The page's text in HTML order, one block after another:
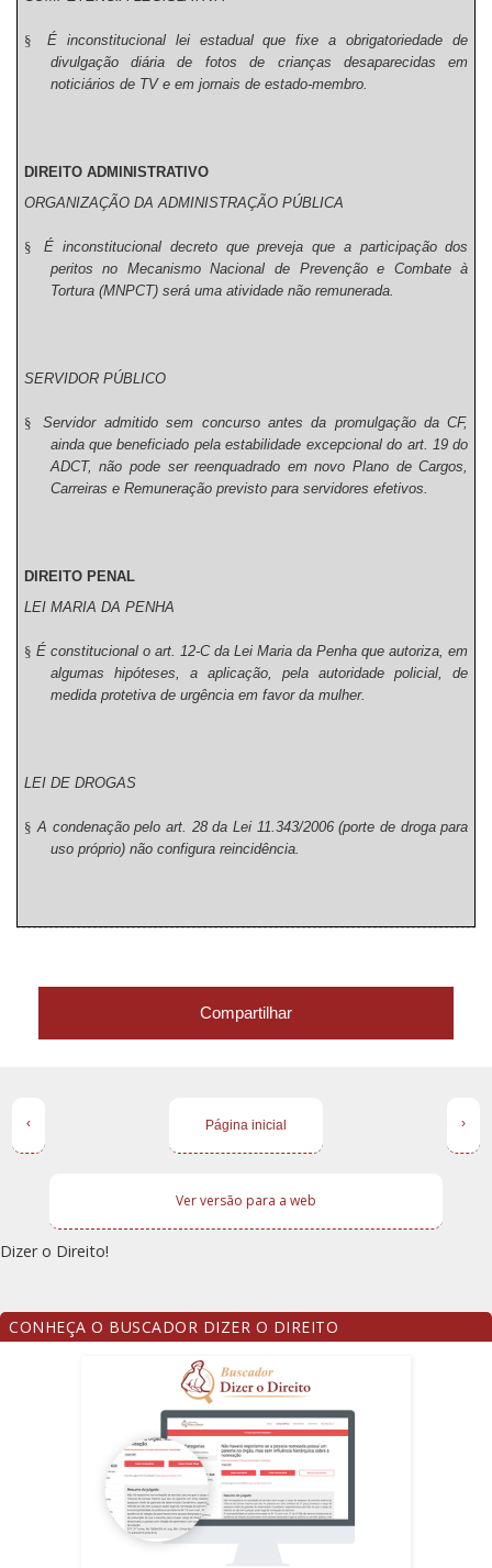
§
É inconstitucional lei estadual que fixe a obrigatoriedade de
divulgação diária de fotos de crianças desaparecidas em
noticiários de TV e em jornais de estado-membro.
DIREITO ADMINISTRATIVO
ORGANIZAÇÃO DA ADMINISTRAÇÃO PÚBLICA
§
É inconstitucional decreto que preveja que a participação dos
peritos no Mecanismo Nacional de Prevenção e Combate à
Tortura (MNPCT) será uma atividade não remunerada.
SERVIDOR PÚBLICO
§
Servidor admitido sem concurso antes da promulgação da CF,
ainda que beneficiado pela estabilidade excepcional do art. 19 do
ADCT, não pode ser reenquadrado em novo Plano de Cargos,
Carreiras e Remuneração previsto para servidores efetivos.
DIREITO PENAL
LEI MARIA DA PENHA
§ É constitucional o art. 12-C da Lei Maria da Penha que autoriza, em
algumas hipóteses, a aplicação, pela autoridade policial, de
medida protetiva de urgência em favor da mulher.
LEI DE DROGAS
§ A condenação pelo art. 28 da Lei 11.343/2006 (porte de droga para
uso próprio) não configura reincidência.
Compartilhar
‹ ›
Página inicial
Ver versão para a web
Dizer o Direito!
CONHEÇA O BUSCADOR DIZER O DIREITO